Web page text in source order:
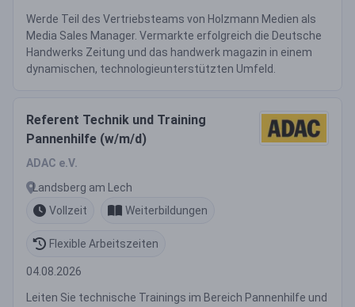
Werde Teil des Vertriebsteams von Holzmann Medien als
Media Sales Manager. Vermarkte erfolgreich die Deutsche
Handwerks Zeitung und das handwerk magazin in einem
dynamischen, technologieunterstützten Umfeld.
Referent Technik und Training
Pannenhilfe (w/m/d)
ADAC e.V.
Landsberg am Lech
Vollzeit
Weiterbildungen
Flexible Arbeitszeiten
04.08.2026
Leiten Sie technische Trainings im Bereich Pannenhilfe und